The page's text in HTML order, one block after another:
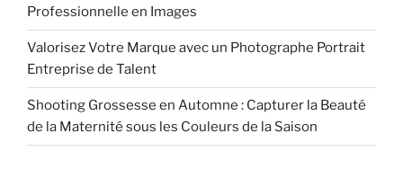
Professionnelle en Images
Valorisez Votre Marque avec un Photographe Portrait
Entreprise de Talent
Shooting Grossesse en Automne : Capturer la Beauté
de la Maternité sous les Couleurs de la Saison